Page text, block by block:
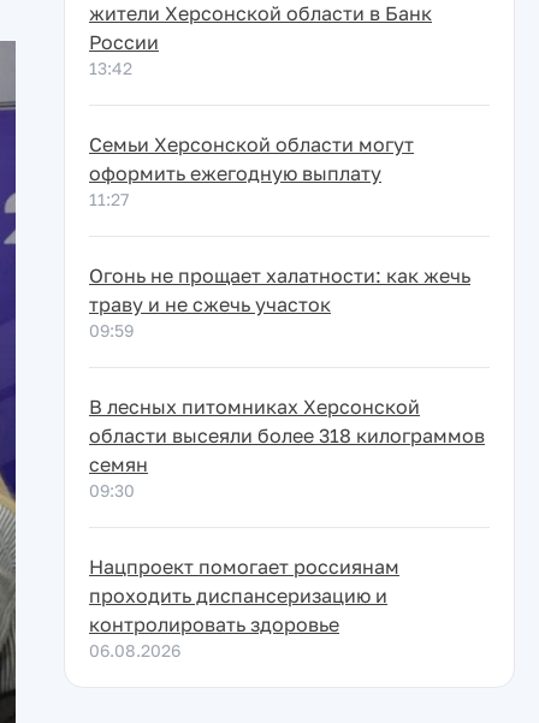
жители Херсонской области в Банк
России
13:42
Семьи Херсонской области могут
оформить ежегодную выплату
11:27
Огонь не прощает халатности: как жечь
траву и не сжечь участок
09:59
В лесных питомниках Херсонской
области высеяли более 318 килограммов
семян
09:30
Нацпроект помогает россиянам
проходить диспансеризацию и
контролировать здоровье
06.08.2026